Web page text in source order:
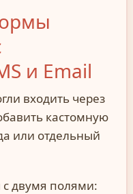
и Email
входить через
кастомную
или отдельный
двумя полями: